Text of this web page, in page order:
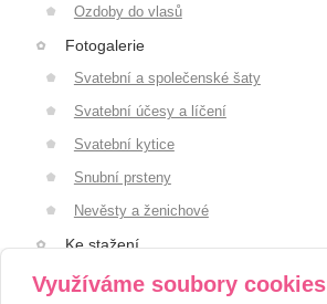
Ozdoby do vlasů
Fotogalerie
Svatební a společenské šaty
Svatební účesy a líčení
Svatební kytice
Snubní prsteny
Nevěsty a ženichové
Ke stažení
Registrace uživatele
Využíváme soubory cookies